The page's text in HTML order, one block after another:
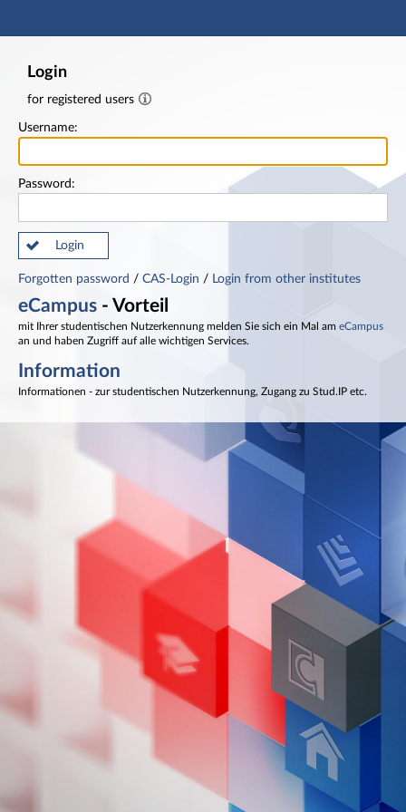
Main navigation
Login
for registered users
Username:
Password:
Login
Forgotten password / CAS-Login / Login from other institutes
eCampus - Vorteil
mit Ihrer studentischen Nutzerkennung melden Sie sich ein Mal am eCampus
an und haben Zugriff auf alle wichtigen Services.
Information
Informationen - zur studentischen Nutzerkennung, Zugang zu Stud.IP etc.